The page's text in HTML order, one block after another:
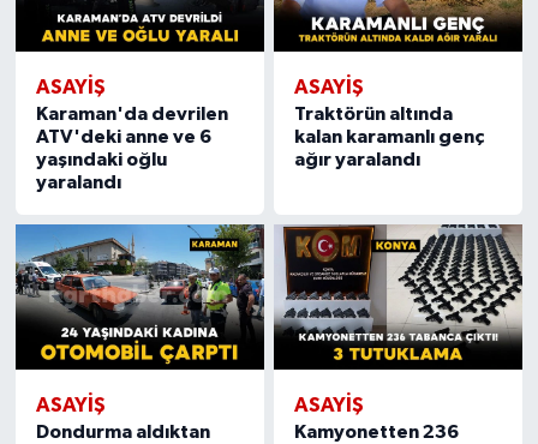
ASAYIŞ
Karaman'da devrilen
ATV'deki anne ve 6
yaşındaki oğlu
yaralandı
ASAYIŞ
Traktörün altında
kalan karamanlı genç
ağır yaralandı
ASAYIŞ
Dondurma aldıktan
ASAYIŞ
Kamyonetten 236